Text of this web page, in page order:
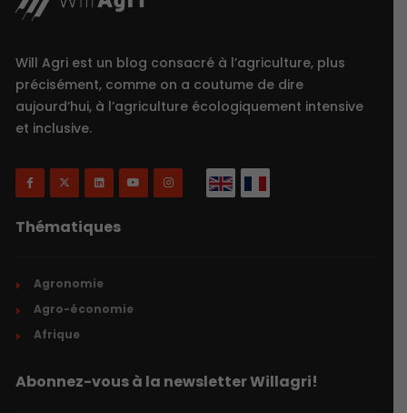
Will Agri est un blog consacré à l’agriculture, plus
précisément, comme on a coutume de dire
aujourd’hui, à l’agriculture écologiquement intensive
et inclusive.
Thématiques
Agronomie
Agro-économie
Afrique
Abonnez-vous à la newsletter Willagri!